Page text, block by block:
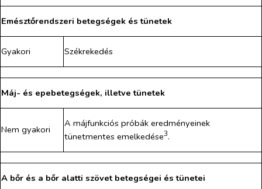
Emésztőrendszeri betegségek és tünetek
Gyakori Székrekedés
Máj- és epebetegségek, illetve tünetek
Nem gyakori
A májfunkciós próbák eredményeinek
tünetmentes emelkedése3.
A bőr és a bőr alatti szövet betegségei és tünetei